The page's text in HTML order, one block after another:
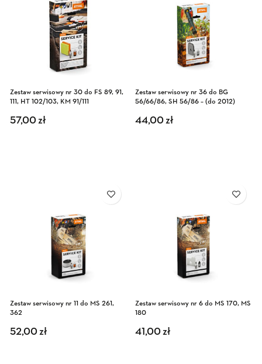
Zestaw serwisowy nr 30 do FS 89, 91,
111, HT 102/103, KM 91/111
57,00zł
Zestaw serwisowy nr 36 do BG
56/66/86, SH 56/86 – (do 2012)
44,00zł
Zestaw serwisowy nr 11 do MS 261,
362
52,00zł
Zestaw serwisowy nr 6 do MS 170, MS
180
41,00zł